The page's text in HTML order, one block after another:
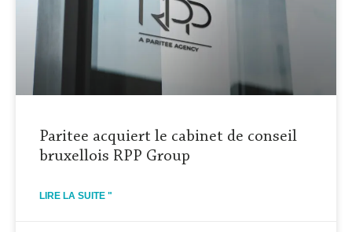
Paritee acquiert le cabinet de conseil
bruxellois RPP Group
LIRE LA SUITE "